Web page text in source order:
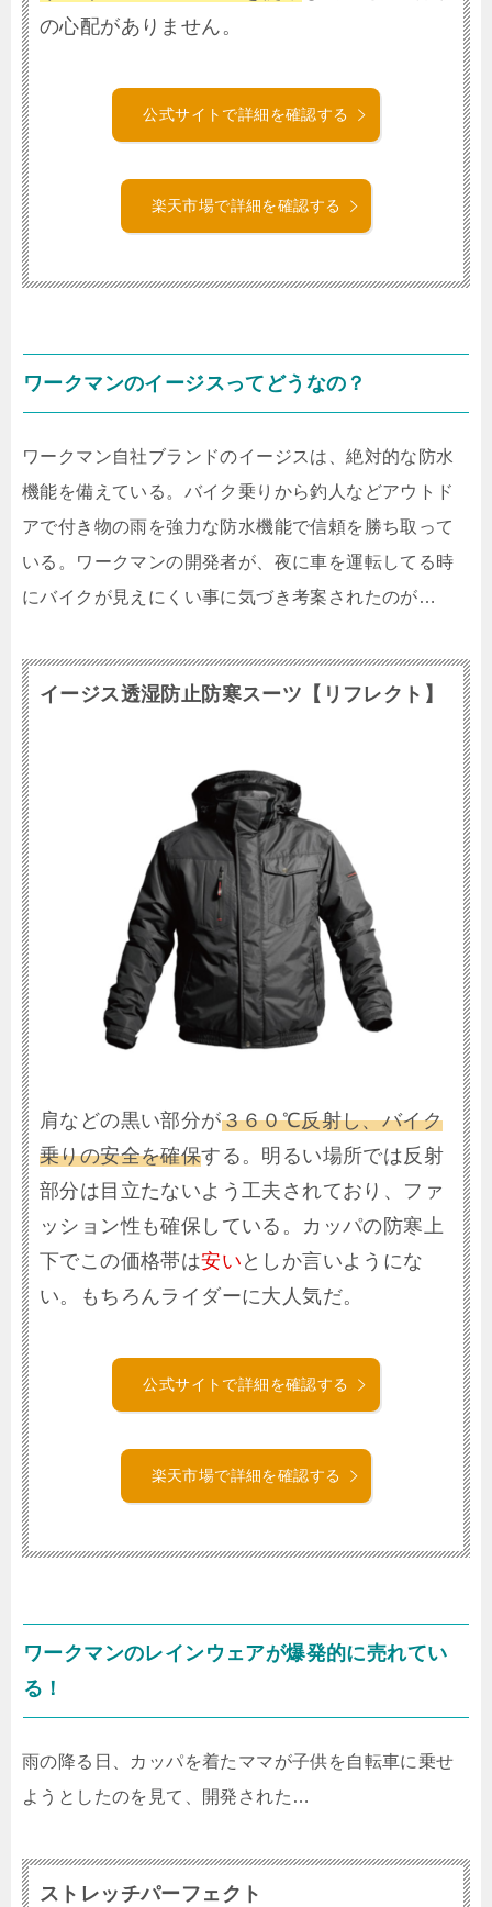
の心配がありません。
公式サイトで詳細を確認する
楽天市場で詳細を確認する
ワークマンのイージスってどうなの？
ワークマン自社ブランドのイージスは、絶対的な防水
機能を備えている。バイク乗りから釣人などアウトド
アで付き物の雨を強力な防水機能で信頼を勝ち取って
いる。ワークマンの開発者が、夜に車を運転してる時
にバイクが見えにくい事に気づき考案されたのが…
イージス透湿防止防寒スーツ【リフレクト】
肩などの黒い部分が３６０℃反射し、バイク
乗りの安全を確保する。明るい場所では反射
部分は目立たないよう工夫されており、ファ
ッション性も確保している。カッパの防寒上
下でこの価格帯は安い としか言いようにな
い。もちろんライダーに大人気だ。
公式サイトで詳細を確認する
楽天市場で詳細を確認する
ワークマンのレインウェアが爆発的に売れてい
る！
雨の降る日、カッパを着たママが子供を自転車に乗せ
ようとしたのを見て、開発された…
ストレッチパーフェクト